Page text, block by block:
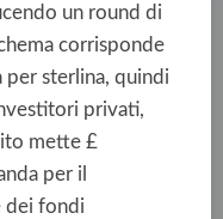
un round di
corrisponde
sterlina, quindi
privati,
mette £
per il
dei fondi